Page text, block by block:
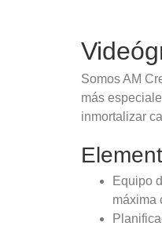
Somos AM
más
inmortalizar
Equipo
máxima